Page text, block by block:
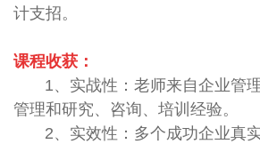
计支招。
课程收获：
1、实战性：老师来自企业管
管理和研究、咨询、培训经验。
2、实效性：多个成功企业真